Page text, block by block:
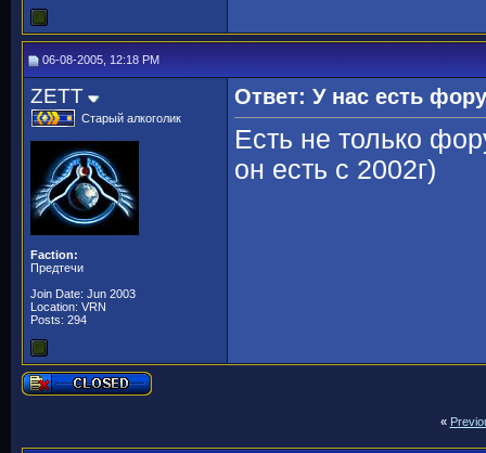
06-08-2005, 12:18 PM
ZETT
Старый алкоголик
Faction:
Предтечи
Join Date: Jun 2003
Location: VRN
Posts: 294
Ответ: У нас есть
Есть не только
он есть с 2002г)
«